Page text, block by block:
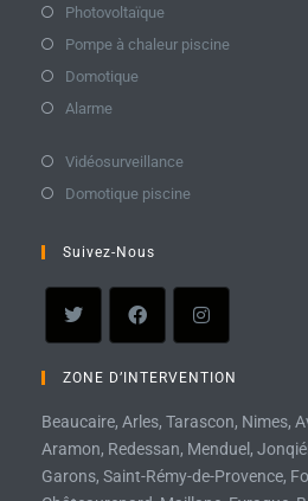
Photovoltaïque
Pompe à chaleur piscine
Domotique
Alarme
Vidéosurveillance
Domotique piscine
Suivez-Nous
ZONE D’INTERVENTION
Beaucaire, Arles, Tarascon, Nimes,
Aramon, Redessan, Menduel,
Garons, Saint-Rémy-de-Provence,